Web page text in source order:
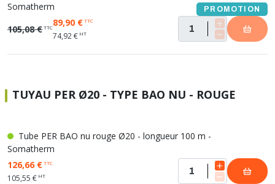
Somatherm
PROMOTION
105,08 €TTC89,90 €TTC
74,92 € HT
TUYAU PER Ø20 - TYPE BAO NU - ROUGE
Tube PER BAO nu rouge Ø20 - longueur 100 m -
Somatherm
126,66 €TTC
105,55 € HT